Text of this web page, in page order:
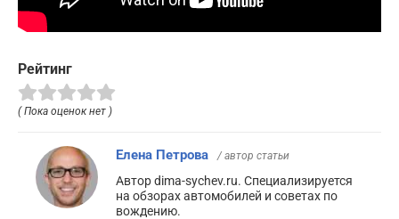
Рейтинг
( Пока оценок нет )
Елена Петрова / автор статьи
Автор dima-sychev.ru. Специализируется
на обзорах автомобилей и советах по
вождению.